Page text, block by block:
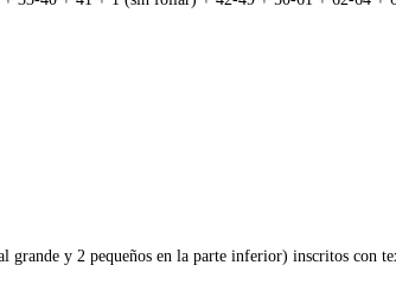
grande y 2 pequeños en la parte inferior) inscritos con